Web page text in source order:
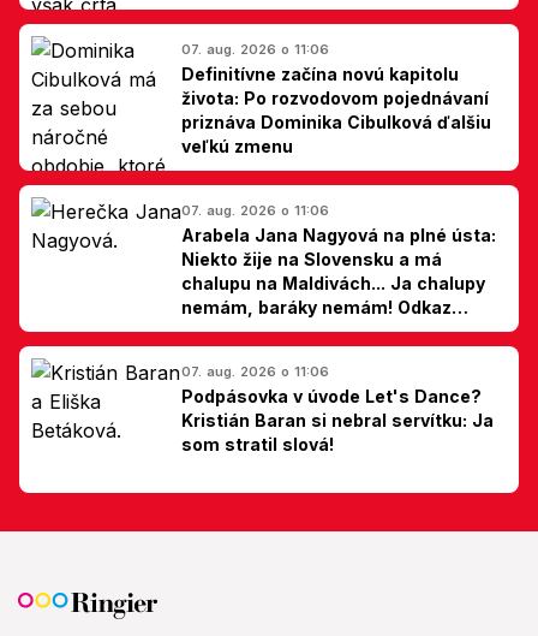
07. aug. 2026 o 11:06
Definitívne začína novú kapitolu
života: Po rozvodovom pojednávaní
priznáva Dominika Cibulková ďalšiu
veľkú zmenu
07. aug. 2026 o 11:06
Arabela Jana Nagyová na plné ústa:
Niekto žije na Slovensku a má
chalupu na Maldivách... Ja chalupy
nemám, baráky nemám! Odkaz
Slovákom
07. aug. 2026 o 11:06
Podpásovka v úvode Let's Dance?
Kristián Baran si nebral servítku: Ja
som stratil slová!